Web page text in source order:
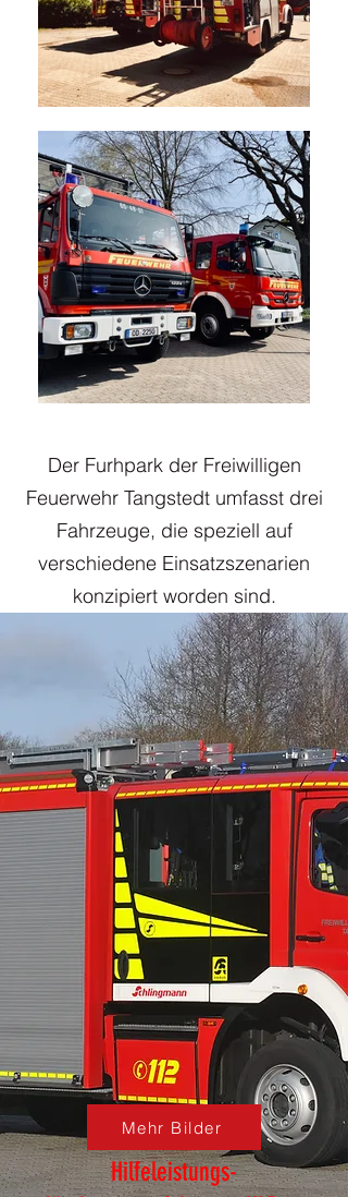
Der Furhpark der Freiwilligen
Feuerwehr Tangstedt umfasst drei
Fahrzeuge, die speziell auf
verschiedene Einsatzszenarien
konzipiert worden sind.
Mehr Bilder
Hilfeleistungs-